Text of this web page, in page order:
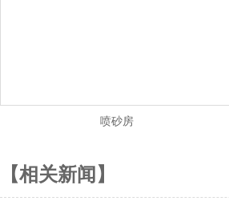
喷砂房
【相关新闻】